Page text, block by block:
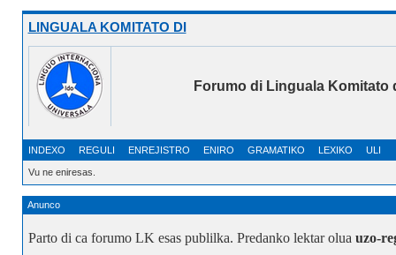
LINGUALA KOMITATO DI
Forumo di Linguala Komitato
INDEXO REGULI ENREJISTRO ENIRO GRAMATIKO LEXIKO ULI
Vu ne eniresas.
Anunco
Parto di ca forumo LK esas publilka. Predanko lektar olua uzo-